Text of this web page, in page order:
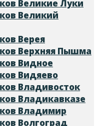
Великие Луки
Великий
Верея
Верхняя Пышма
Видное
Видяево
Владивосток
Владикавказе
Владимир
Волгоград